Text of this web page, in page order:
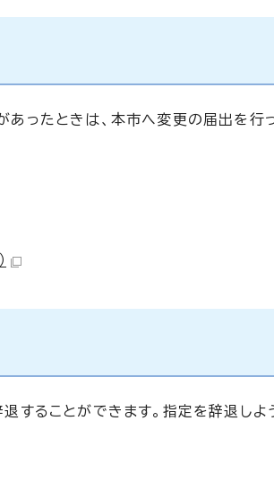
ったときは、本市へ変更の届出を行
することができます。指定を辞退しよ